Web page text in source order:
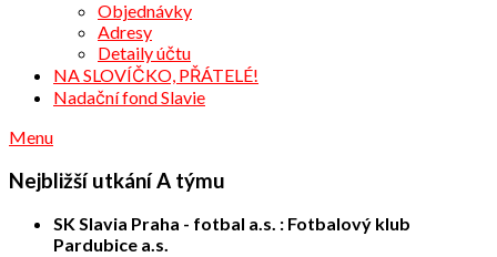
Objednávky
Adresy
Detaily účtu
NA SLOVÍČKO, PŘÁTELÉ!
Nadační fond Slavie
Menu
Nejbližší utkání A týmu
SK Slavia Praha - fotbal a.s. : Fotbalový klub
Pardubice a.s.